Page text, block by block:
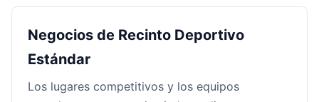
Negocios de Recinto Deportivo
Estándar
Los lugares competitivos y los equipos